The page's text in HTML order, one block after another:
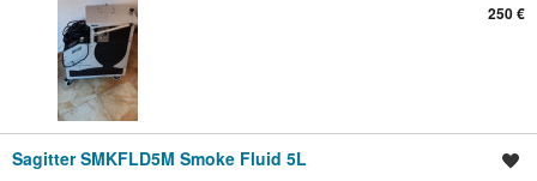
250 €
Sagitter SMKFLD5M Smoke Fluid 5L